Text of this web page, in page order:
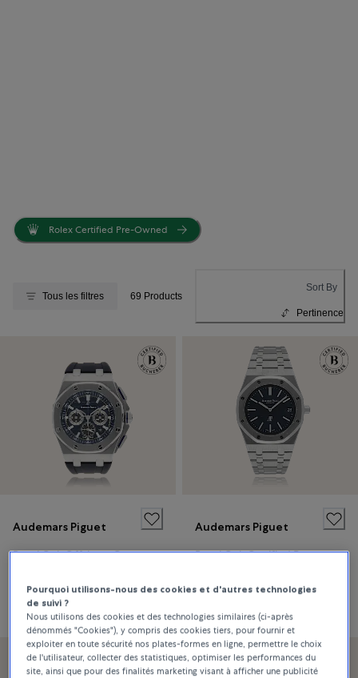
Rolex Certified Pre-Owned
Tous les filtres 69 Products
Sort By
Pertinence
Audemars Piguet
Royal Oak Offshore Certified Pre-Owned
Prix sur demande
Audemars Piguet
Royal Oak Certified Pre-Owned
Pourquoi utilisons-nous des cookies et d'autres technologies
de suivi ?
Nous utilisons des cookies et des technologies similaires (ci-après
dénommés "Cookies"), y compris des cookies tiers, pour fournir et
exploiter en toute sécurité nos plates-formes en ligne, permettre le choix
de l'utilisateur, collecter des statistiques, optimiser les performances du
site, ainsi que pour des finalités marketing visant à afficher une publicité